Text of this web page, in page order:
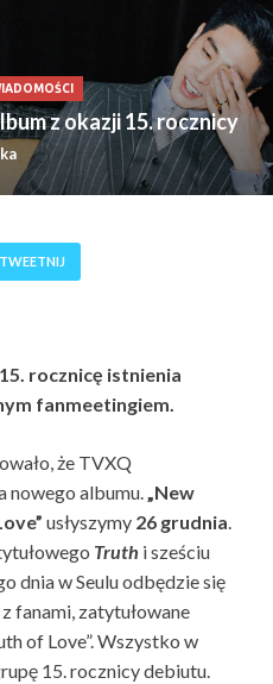
z okazji 15. rocznicy
TWEETNIJ
rocznicę istnienia
fanmeetingiem.
że TVXQ
nowego albumu.„New
usłyszymy 26 grudnia.
Truth i sześciu
dnia w Seulu odbędzie się
fanami, zatytułowane
of Love”. Wszystko w
15. rocznicy debiutu.